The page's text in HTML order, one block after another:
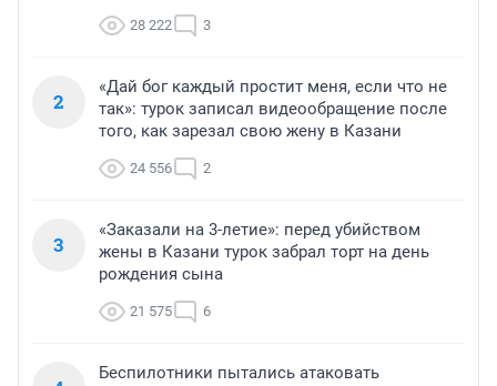
28 222 3
2
«Дай бог каждый простит меня, если что не
так»: турок записал видеообращение после
того, как зарезал свою жену в Казани
24 556 2
3
«Заказали на 3-летие»: перед убийством
жены в Казани турок забрал торт на день
рождения сына
21 575 6
Беспилотники пытались атаковать